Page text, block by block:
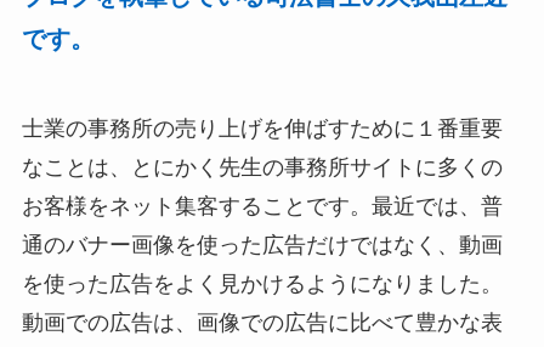
です。
士業の事務所の売り上げを伸ばすために１番重要
なことは、とにかく先生の事務所サイトに多くの
お客様をネット集客することです。最近では、普
通のバナー画像を使った広告だけではなく、動画
を使った広告をよく見かけるようになりました。
動画での広告は、画像での広告に比べて豊かな表